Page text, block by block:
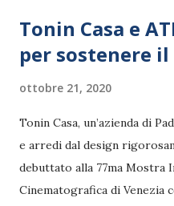
Tonin Casa e
per sostenere
ottobre 21, 2020
Tonin Casa, un’azienda di
e arredi dal design
debuttato alla 77ma Mostra
Cinematografica di Venezia